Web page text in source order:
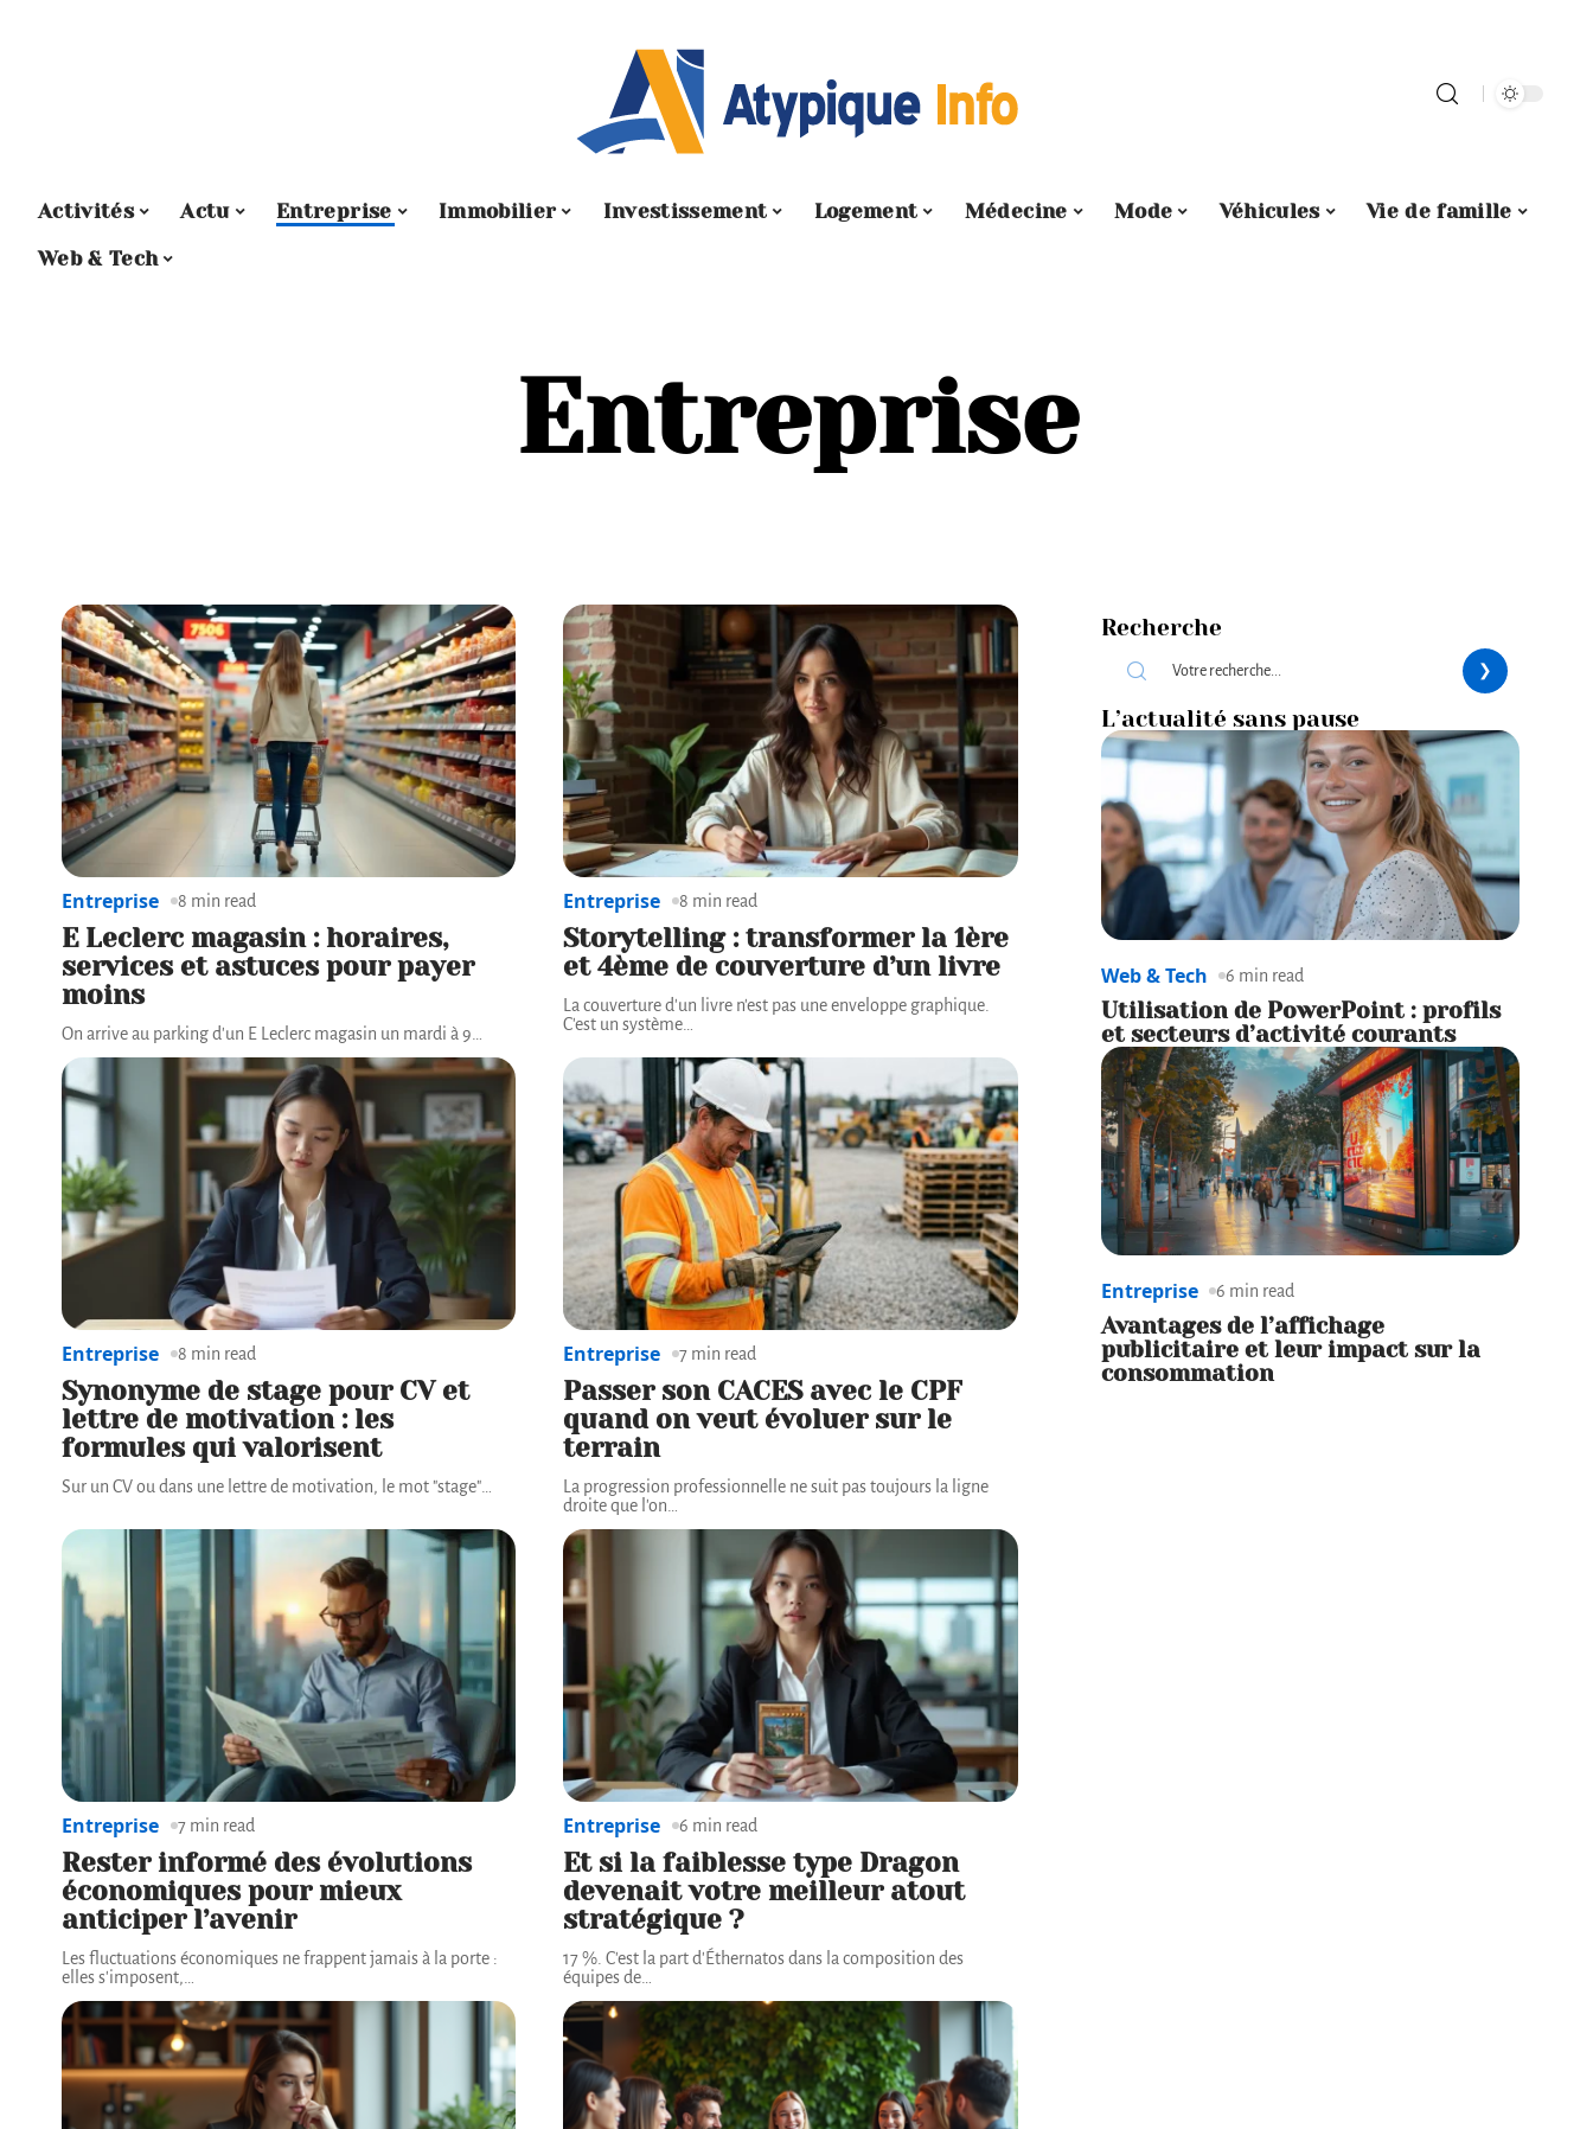
Activités Actu Entreprise Immobilier Investissement Logement Médecine Mode Véhicules
Vie de famille
Web & Tech
Entreprise
E Leclerc magasin : horaires,
services et astuces pour payer
moins
On arrive au parking d'un E Leclerc magasin un mardi à 9
Entreprise 8 min read
Storytelling : transformer la 1ère
et 4ème de couverture d’un livre
La couverture d'un livre n'est pas une enveloppe graphique.
C'est un système
Entreprise 8 min read
Synonyme de stage pour CV et
lettre de motivation : les
formules qui valorisent
Sur un CV ou dans une lettre de motivation, le mot "stage"
Entreprise 8 min read
Passer son CACES avec le CPF
quand on veut évoluer sur le
terrain
La progression professionnelle ne suit pas toujours la ligne
droite que l'on
Entreprise 7 min read
Rester informé des évolutions
économiques pour mieux
anticiper l’avenir
Les fluctuations économiques ne frappent jamais à la porte :
elles s'imposent,
Entreprise 7 min read
Et si la faiblesse type Dragon
devenait votre meilleur atout
stratégique ?
17 %. C'est la part d'Éthernatos dans la composition des
équipes de
Entreprise 6 min read
Recherche
L’actualité sans pause
Web & Tech 6 min read
Utilisation de PowerPoint : profils
et secteurs d’activité courants
Entreprise 6 min read
Avantages de l’affichage
publicitaire et leur impact sur la
consommation